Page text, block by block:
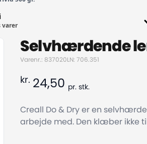
varer
Selvhærdende
Varenr.: 837020LN: 706.351
kr. 24,50 pr. stk.
Creall Do & Dry er en
arbejde med. Den klæber ikke